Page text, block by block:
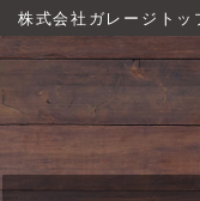
株式会社ガレージトッ